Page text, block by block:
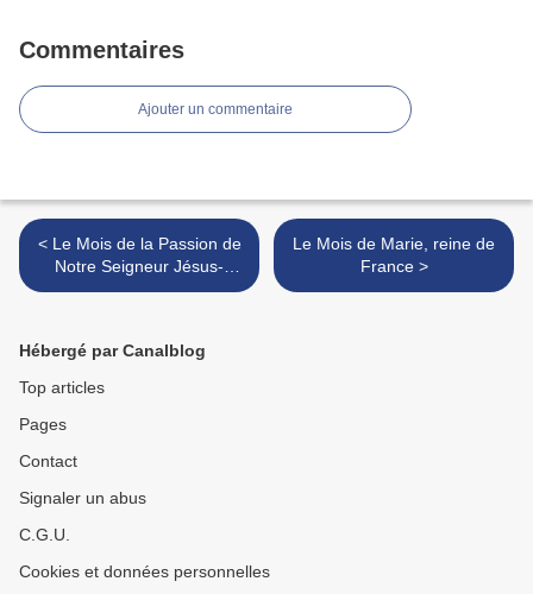
Commentaires
Ajouter un commentaire
< Le Mois de la Passion de
Notre Seigneur Jésus-
Christ
Le Mois de Marie, reine de
France >
Hébergé par Canalblog
Top articles
Pages
Contact
Signaler un abus
C.G.U.
Cookies et données personnelles